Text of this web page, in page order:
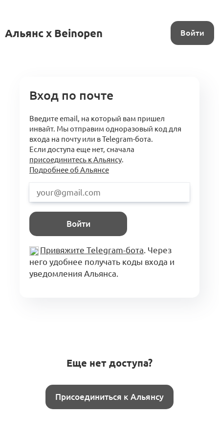
Альянс x Beinopen Войти
Вход по почте
Введите email, на который вам пришел
инвайт. Мы отправим одноразовый код для
входа на почту или в Telegram-бота.
Если доступа еще нет, сначала
присоединитесь к Альянсу.
Подробнее об Альянсе
Войти
Привяжите Telegram-бота. Через
него удобнее получать коды входа и
уведомления Альянса.
Еще нет доступа?
Присоединиться к Альянсу